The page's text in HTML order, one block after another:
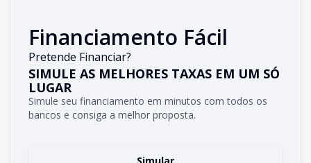
Financiamento Fácil
Pretende Financiar?
SIMULE AS MELHORES TAXAS EM UM SÓ
LUGAR
Simule seu financiamento em minutos com todos os
bancos e consiga a melhor proposta.